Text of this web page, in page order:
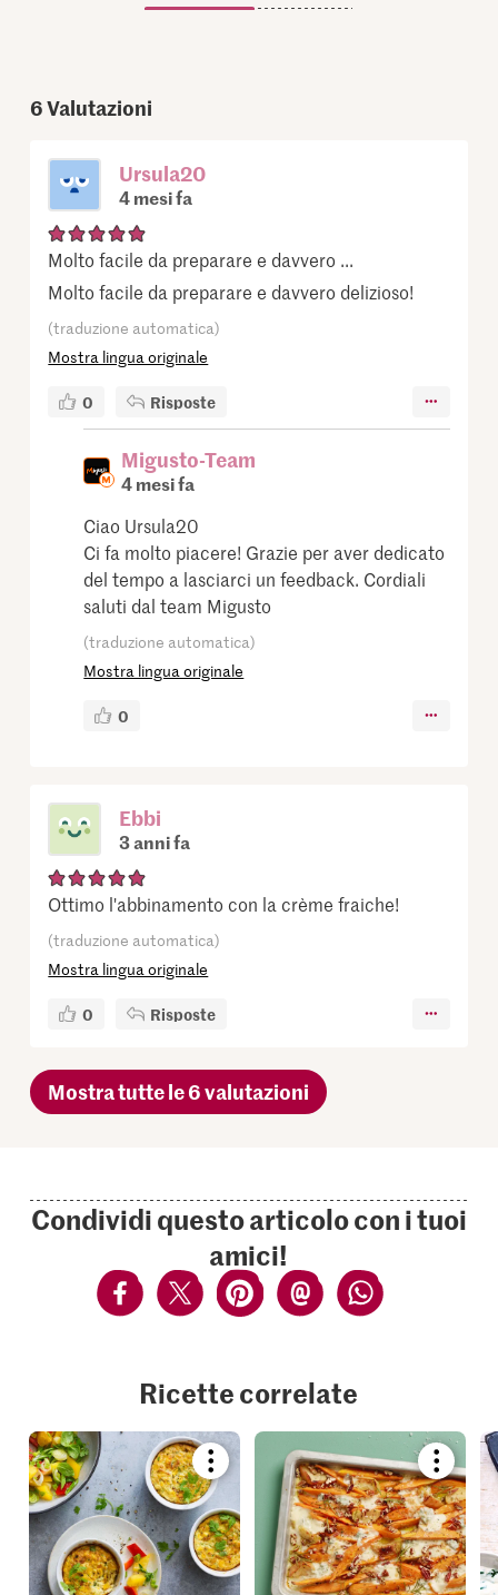
6Valutazioni
Ursula20
4 mesi fa
Molto facile da preparare e davvero ...
Molto facile da preparare e davvero delizioso!
(traduzione automatica)
Mostra lingua originale
0 Risposte
Migusto-Team
4 mesi fa
Ciao Ursula20
Ci fa molto piacere! Grazie per aver dedicato
del tempo a lasciarci un feedback. Cordiali
saluti dal team Migusto
(traduzione automatica)
Mostra lingua originale
0
Ebbi
3 anni fa
Ottimo l'abbinamento con la crème fraiche!
(traduzione automatica)
Mostra lingua originale
0 Risposte
Mostra tutte le 6 valutazioni
Condividi questo articolo con i tuoi
amici!
Ricette correlate
Bookmark
recipe
or
add
it
to
your
collections.
recipe
or
add
it
to
your